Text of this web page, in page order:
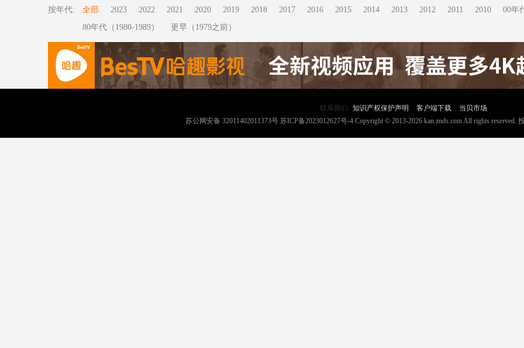
按年代: 全部 2023 2022 2021 2020 2019 2018 2017 2016 2015 2014 2013 2012 2011 2010 00年
80年代（1980-1989）
更早（1979之前）
联系我们 知识产权保护声明 客户端下载
当贝市场
苏公网安备 32011402011373号 苏ICP备2023012627号-4Copyright © 2013-2026 kan.znds.com All rights reserved.